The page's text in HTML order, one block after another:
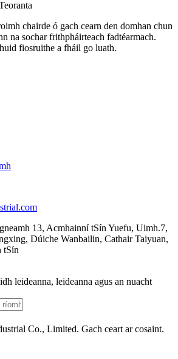
chairde ó gach cearn den domhan chun
na sochar frithpháirteach fadtéarmach.
fiosruithe a fháil go luath.
13, Acmhainní tSín Yuefu, Uimh.7,
Dúiche Wanbailin, Cathair Taiyuan,
tSín
leideanna, leideanna agus an nuacht
Co., Limited. Gach ceart ar cosaint.